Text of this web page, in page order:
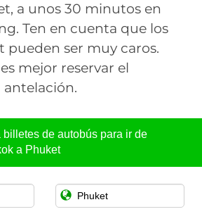
a unos 30 minutos en
Ten en cuenta que los
pueden ser muy caros.
mejor reservar el
billetes de autobús para ir de
a Phuket